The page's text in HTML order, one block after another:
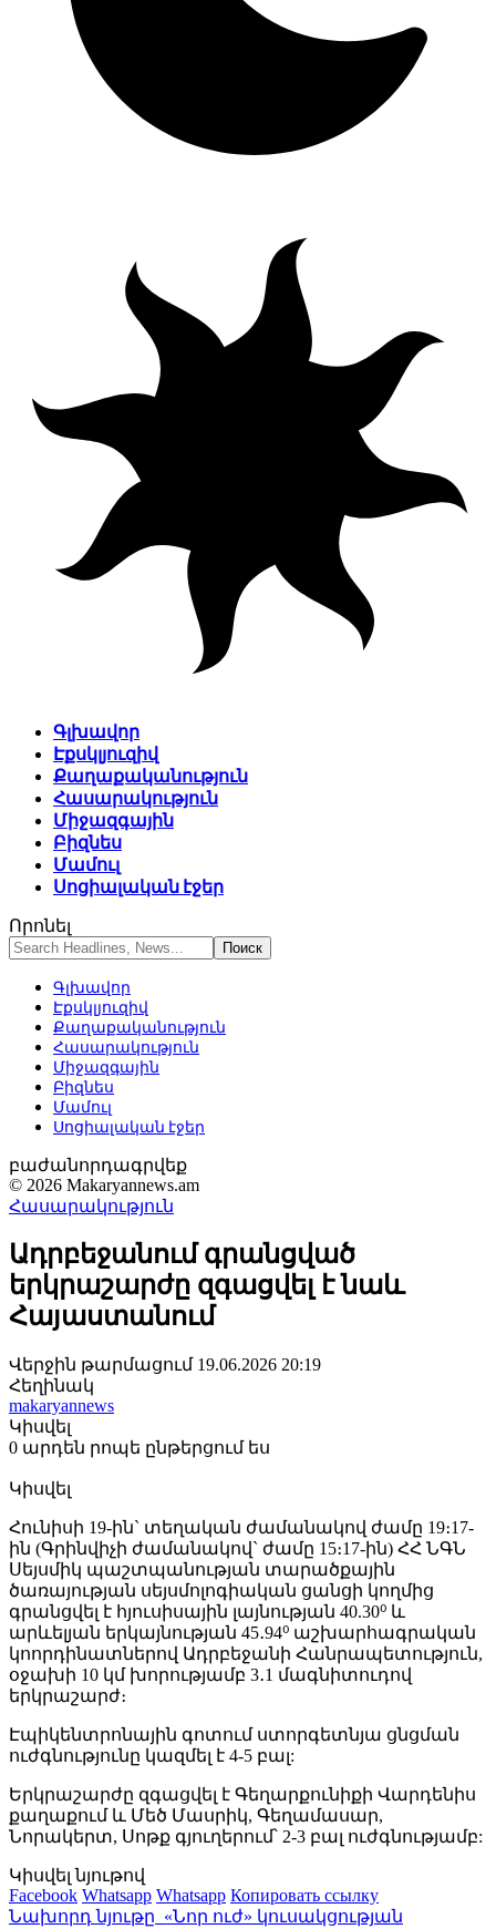
Գլխավոր
Էքսկլյուզիվ
Քաղաքականություն
Հասարակություն
Միջազգային
Բիզնես
Մամուլ
Սոցիալական էջեր
Որոնել
Գլխավոր
Էքսկլյուզիվ
Քաղաքականություն
Հասարակություն
Միջազգային
Բիզնես
Մամուլ
Սոցիալական էջեր
բաժանորդագրվեք
© 2026 Makaryannews.am
Հասարակություն
Ադրբեջանում գրանցված
երկրաշարժը զգացվել է նաև
Հայաստանում
Վերջին թարմացում 19.06.2026 20:19
Հեղինակ
makaryannews
Կիսվել
0 արդեն րոպե ընթերցում ես
Կիսվել
Հունիսի 19-ին` տեղական ժամանակով ժամը 19։17-
ին (Գրինվիչի ժամանակով` ժամը 15։17-ին) ՀՀ ՆԳՆ
Սեյսմիկ պաշտպանության տարածքային
ծառայության սեյսմոլոգիական ցանցի կողմից
գրանցվել է հյուսիսային լայնության 40.30⁰ և
արևելյան երկայնության 45․94⁰ աշխարհագրական
կոորդինատներով Ադրբեջանի Հանրապետություն,
օջախի 10 կմ խորությամբ 3․1 մագնիտուդով
երկրաշարժ։
Էպիկենտրոնային գոտում ստորգետնյա ցնցման
ուժգնությունը կազմել է 4-5 բալ:
Երկրաշարժը զգացվել է Գեղարքունիքի Վարդենիս
քաղաքում և Մեծ Մասրիկ, Գեղամասար,
Նորակերտ, Սոթք գյուղերում՝ 2-3 բալ ուժգնությամբ:
Կիսվել նյութով
Facebook Whatsapp Whatsapp Копировать ссылку
Նախորդ նյութը «Նոր ուժ» կուսակցության